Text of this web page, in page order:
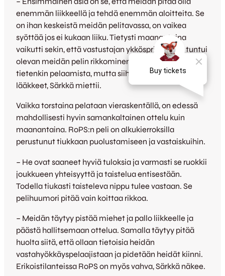
enemmän liikkeellä ja tehdä enemmän aloitteita. Se
on ihan keskeistä meidän pelitavassa, on vaikea
syöttää jos ei kukaan liiku. Tietysti maanantaina
vaikutti sekin, että vastustajan ykkösprioriteetti tuntui
olevan meidän pelin rikkominen. Se vaikeuttaa
tietenkin pelaamista, mutta siihen pitää vain löytää
lääkkeet, Särkkä miettii.
Vaikka torstaina pelataan vieraskentällä, on edessä
mahdollisesti hyvin samankaltainen ottelu kuin
maanantaina. RoPS:n peli on alkukierroksilla
perustunut tiukkaan puolustamiseen ja vastaiskuihin.
– He ovat saaneet hyviä tuloksia ja varmasti se ruokkii
joukkueen yhteisyyttä ja taistelua entisestään.
Todella tiukasti taisteleva nippu tulee vastaan. Se
pelihuumori pitää vain koittaa rikkoa.
– Meidän täytyy pistää miehet ja pallo liikkeelle ja
päästä hallitsemaan ottelua. Samalla täytyy pitää
huolta siitä, että ollaan tietoisia heidän
vastahyökkäyspelaajistaan ja pidetään heidät kiinni.
Erikoistilanteissa RoPS on myös vahva, Särkkä näkee.